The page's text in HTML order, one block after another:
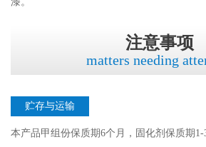
注意事项
matters needing
贮存与运输
本产品甲组份保质期6个月，固化剂保质期